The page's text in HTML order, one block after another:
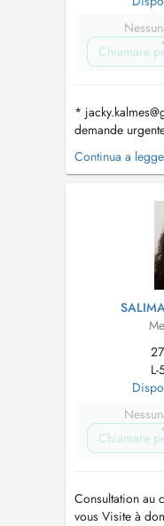
Chiamare
*
demande
lundi-vendredi
* horaires des
8h-11h45 et
16h30 - Jeu:
Continua a
Chiamare
Consultation au
vous Visite à